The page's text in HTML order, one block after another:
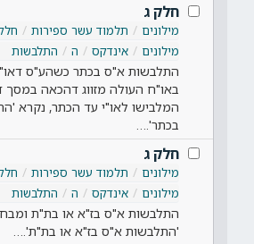
חלק ג
מילונים תלמוד עשר ספירות
מילונים
אינדקס ה התלבשות
התלבשות א"ס בכתר כשהע"ס
באו"ח העולה מזווג דהכאה במסך
המלבישו לאו"י עד הכתר, נקרא
בכתר'.…
חלק ג
מילונים תלמוד עשר ספירות
מילונים
אינדקס ה התלבשות
התלבשות א"ס בז"א או בת"ת
'התלבשות א"ס בז"א או בת"ת'.…